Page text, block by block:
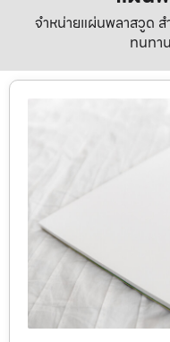
จำหน่ายแผ่นพลาสวูด ส
ทนทา